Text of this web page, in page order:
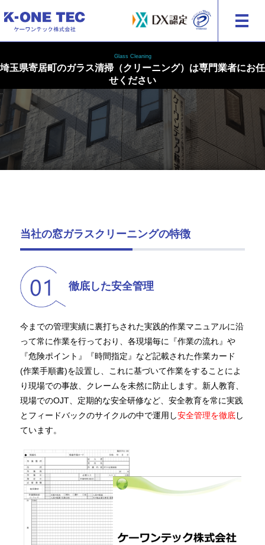
建物・外装の総合メンテナンス ケーワンテック株式会社
Glass Cleaning
埼玉県寄居町のガラス清掃（クリーニング）は専門業者にお任
せください
当社の窓ガラスクリーニングの特徴
徹底した安全管理
今までの管理実績に裏打ちされた実践的作業マニュアルに沿
って常に作業を行っており、各現場毎に『作業の流れ』や
『危険ポイント』『時間指定』など記載された作業カード
(作業手順書)を設置し、これに基づいて作業をすることによ
り現場での事故、クレームを未然に防止します。新人教育、
現場でのOJT、定期的な安全研修など、安全教育を常に実践
とフィードバックのサイクルの中で運用し安全管理を徹底し
ています。